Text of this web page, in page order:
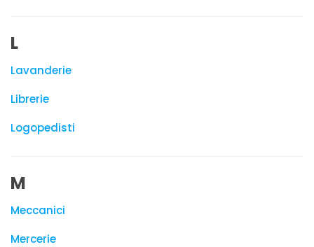
L
Lavanderie
Librerie
Logopedisti
M
Meccanici
Mercerie